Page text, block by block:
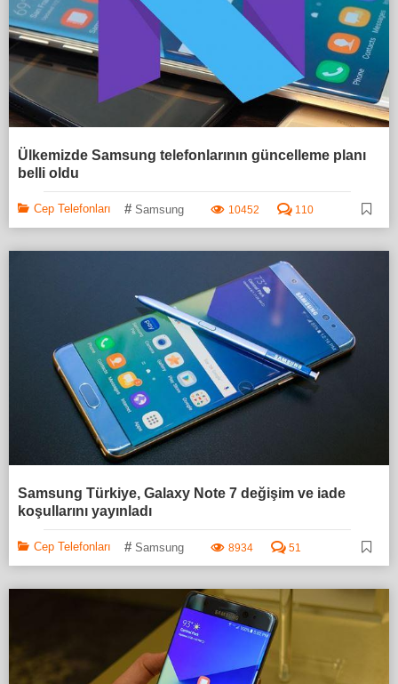
Ülkemizde Samsung telefonlarının güncelleme planı
belli oldu
Cep Telefonları # Samsung 10452 110
Samsung Türkiye, Galaxy Note 7 değişim ve iade
koşullarını yayınladı
Cep Telefonları # Samsung 8934 51